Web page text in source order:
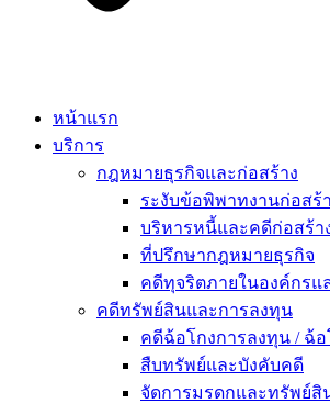
หน้าแรก
บริการ
กฎหมายธุรกิจและก่อสร้าง
ระงับข้อพิพาทงานก่อสร้
บริหารหนี้และคดีก่อสร้า
ที่ปรึกษากฎหมายธุรกิจ
คดีทุจริตภายในองค์กรแ
คดีทรัพย์สินและการลงทุน
คดีฉ้อโกงการลงทุน / ฉ้
สืบทรัพย์และบังคับคดี
จัดการมรดกและทรัพย์สิ